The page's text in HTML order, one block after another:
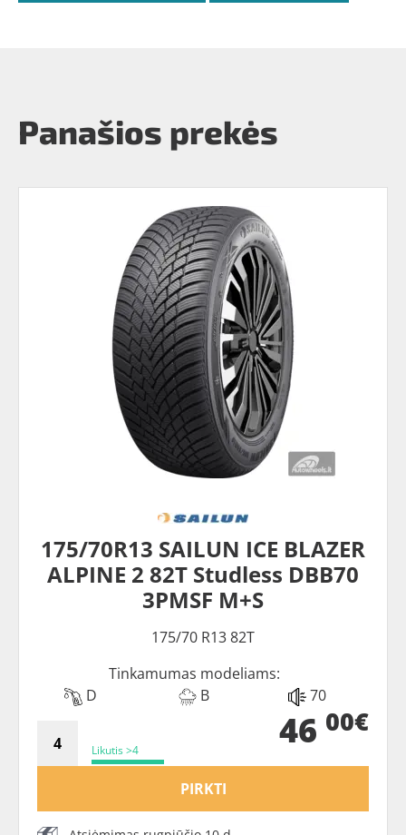
Panašios prekės
175/70R13 SAILUN ICE BLAZER
ALPINE 2 82T Studless DBB70
3PMSF M+S
175/70 R13 82T
Tinkamumas modeliams:
D
B 70
Likutis >4 46 00€
PIRKTI